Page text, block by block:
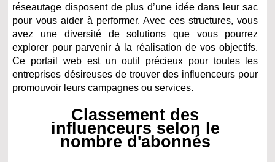
réseautage disposent de plus d’une idée dans leur sac
pour vous aider à performer. Avec ces structures, vous
avez une diversité de solutions que vous pourrez
explorer pour parvenir à la réalisation de vos objectifs.
Ce portail web est un outil précieux pour toutes les
entreprises désireuses de trouver des influenceurs pour
promouvoir leurs campagnes ou services.
Classement des
influenceurs selon le
nombre d'abonnés